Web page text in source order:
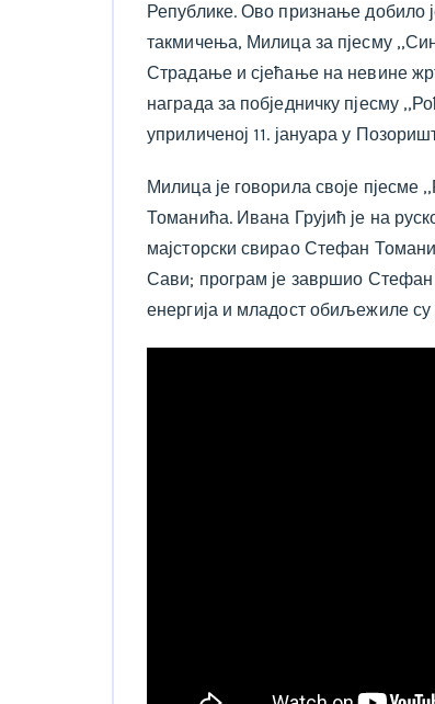
Републике. Ово признање добило
такмичења, Милица за пјесму
Страдање и сјећање на невине
награда за побједничку пјесму
уприличеној 11. јануара у
Милица је говорила своје
Томанића. Ивана Грујић је на
мајсторски свирао Стефан
Сави; програм је завршио
енергија и младост обиљежиле